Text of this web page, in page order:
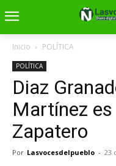
Inicio POLÍTICA
POLÍTICA
Diaz
Martínez
Zapatero
Por Lasvocesdelpueblo - 23